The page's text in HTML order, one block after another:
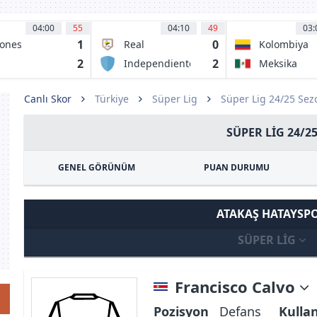
04:00 55
UDEG
1
2
04:10 49
Real
Cartagena FC
0
Independiente
Cauca
2
Kolombiya
Meksika
Canlı Skor Türkiye Süper Lig Süper Lig 24/25
SÜPER LIG 24/25
GENEL GÖRÜNÜM PUAN DURUMU
ATAKAŞ
SÜPER LIG
Francisco Calvo
Pozisyon Defans